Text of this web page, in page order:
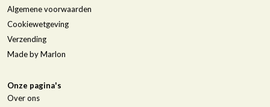
Algemene voorwaarden
Cookiewetgeving
Verzending
Made by Marlon
Onze pagina's
Over ons